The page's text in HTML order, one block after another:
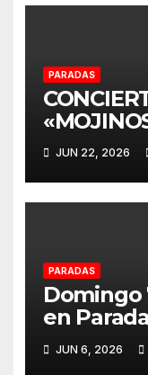
PARADAS
PARADAS
JUN 22, 2026
PARADAS
Domingo 7
en
JUN 6, 2026